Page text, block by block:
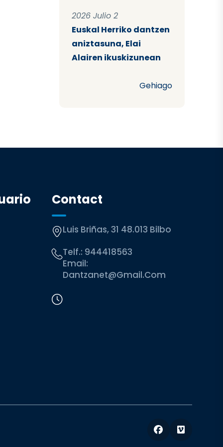
2026 Julio 2
Euskal Herriko dantzen
aniztasuna, Elai
Alairen ikuskizunean
Gehiago
Contact
Luis Briñas, 31 48.013 Bilbo
Telf.: 944418563
Email:
Dantzanet@gmail.com
Facebook
Vimeo